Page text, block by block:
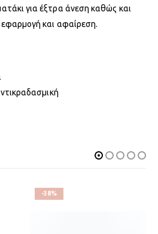
για έξτρα άνεση καθώς και
και αφαίρεση.
-38%